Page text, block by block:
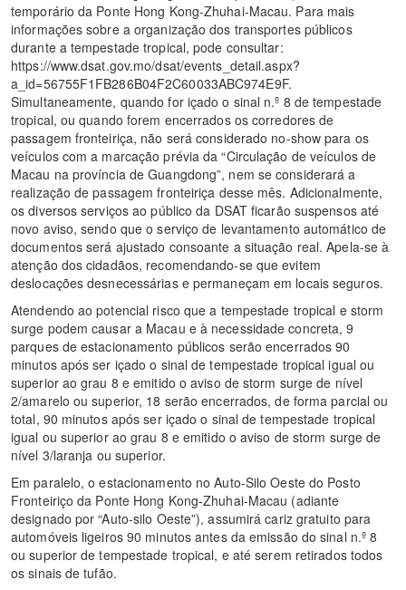
temporário da Ponte Hong Kong-Zhuhai-Macau. Para mais
informações sobre a organização dos transportes públicos
durante a tempestade tropical, pode consultar:
https://www.dsat.gov.mo/dsat/events_detail.aspx?
a_id=56755F1FB286B04F2C60033ABC974E9F.
Simultaneamente, quando for içado o sinal n.º 8 de tempestade
tropical, ou quando forem encerrados os corredores de
passagem fronteiriça, não será considerado no-show para os
veículos com a marcação prévia da “Circulação de veículos de
Macau na província de Guangdong”, nem se considerará a
realização de passagem fronteiriça desse mês. Adicionalmente,
os diversos serviços ao público da DSAT ficarão suspensos até
novo aviso, sendo que o serviço de levantamento automático de
documentos será ajustado consoante a situação real. Apela-se à
atenção dos cidadãos, recomendando-se que evitem
deslocações desnecessárias e permaneçam em locais seguros.
Atendendo ao potencial risco que a tempestade tropical e storm
surge podem causar a Macau e à necessidade concreta, 9
parques de estacionamento públicos serão encerrados 90
minutos após ser içado o sinal de tempestade tropical igual ou
superior ao grau 8 e emitido o aviso de storm surge de nível
2/amarelo ou superior, 18 serão encerrados, de forma parcial ou
total, 90 minutos após ser içado o sinal de tempestade tropical
igual ou superior ao grau 8 e emitido o aviso de storm surge de
nível 3/laranja ou superior.
Em paralelo, o estacionamento no Auto-Silo Oeste do Posto
Fronteiriço da Ponte Hong Kong-Zhuhai-Macau (adiante
designado por “Auto-silo Oeste”), assumirá cariz gratuito para
automóveis ligeiros 90 minutos antes da emissão do sinal n.º 8
ou superior de tempestade tropical, e até serem retirados todos
os sinais de tufão.